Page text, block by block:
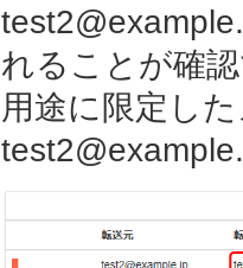
れることが確
用途に限定し